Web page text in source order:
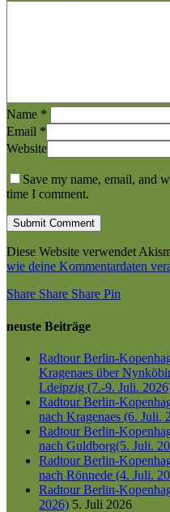
Name *
Email *
Website
Save my name, email, and
time I comment.
Diese Website verwendet
wie deine Kommentardaten
Share
Share Share Share Pin
neuste Beiträge
Radtour Berlin-
Kragenaes über
Ldeipzig (7.-9. Juli.
Radtour Berlin-
nach Kragenaes (6. Juli.
Radtour Berlin-
nach Guldborg(5. Juli.
Radtour Berlin-
nach Rönnede (4. Juli.
Radtour Berlin-
2026) 5. Juli 2026